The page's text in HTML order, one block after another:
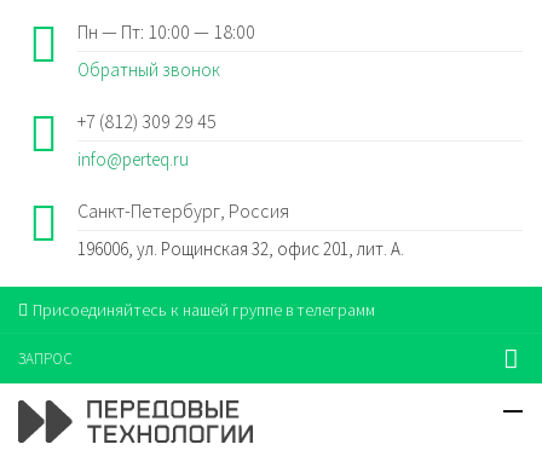
Пн — Пт: 10:00 — 18:00
Обратный звонок
+7 (812) 309 29 45
info@perteq.ru
Санкт-Петербург, Россия
196006, ул. Рощинская 32, офис 201, лит. А.
Присоединяйтесь к нашей группе в телеграмм
ЗАПРОС